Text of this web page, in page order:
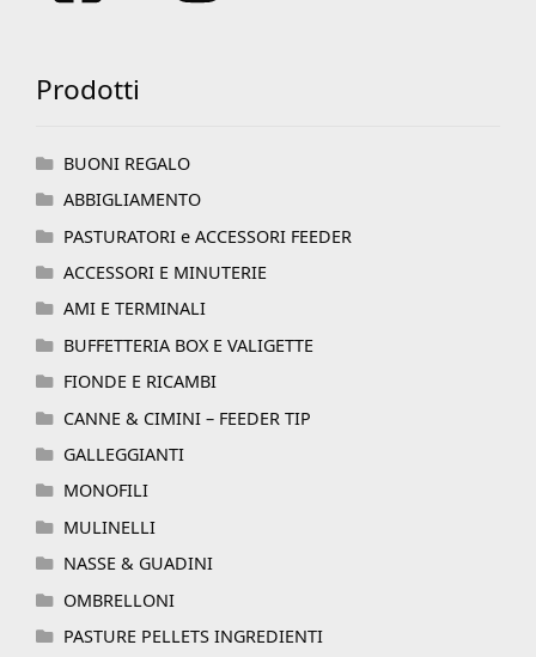
Prodotti
BUONI REGALO
ABBIGLIAMENTO
PASTURATORI e ACCESSORI FEEDER
ACCESSORI E MINUTERIE
AMI E TERMINALI
BUFFETTERIA BOX E VALIGETTE
FIONDE E RICAMBI
CANNE & CIMINI – FEEDER TIP
GALLEGGIANTI
MONOFILI
MULINELLI
NASSE & GUADINI
OMBRELLONI
PASTURE PELLETS INGREDIENTI